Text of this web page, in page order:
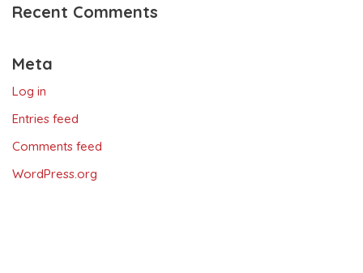
Recent Comments
Meta
Log in
Entries feed
Comments feed
WordPress.org